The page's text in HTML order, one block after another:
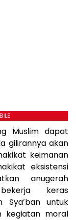
Muslim dapat
gilirannya akan
keimanan
eksistensi
anugerah
keras
Sya’ban untuk
kegiatan moral